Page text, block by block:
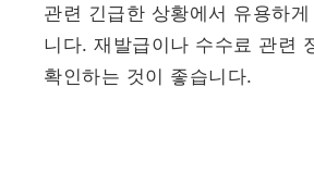
관련 긴급한 상황에서 유용하
니다. 재발급이나 수수료 관련
확인하는 것이 좋습니다.